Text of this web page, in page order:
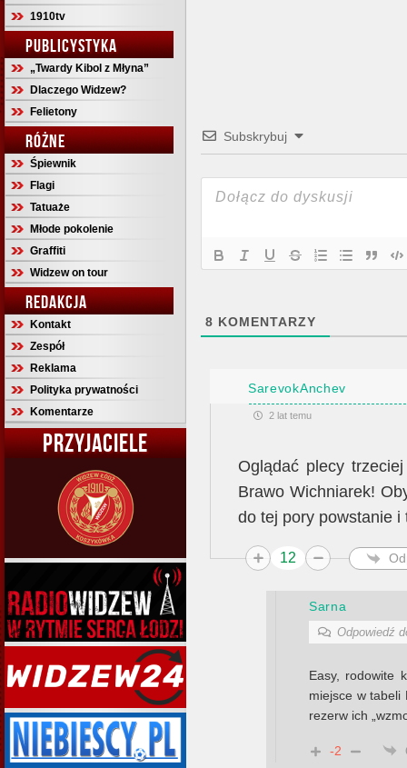
1910tv
PUBLICYSTYKA
„Twardy Kibol z Młyna”
Dlaczego Widzew?
Felietony
RÓŻNE
Śpiewnik
Flagi
Tatuaże
Młode pokolenie
Graffiti
Widzew on tour
REDAKCJA
Kontakt
Zespół
Reklama
Polityka prywatności
Komentarze
PRZYJACIELE
Subskrybuj
8 KOMENTARZY
SarevokAnchev
2 lat temu
Oglądać plecy
Brawo Wichniarek!
do tej pory powstanie i
12
Sarna
Odpowiedź
Easy, rodowite
miejsce w tabeli
rezerw ich
-2